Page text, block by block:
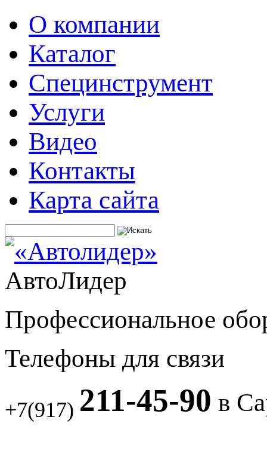
О компании
Каталог
Специнструмент
Услуги
Видео
Контакты
Карта сайта
АвтоЛидер
Профессиональное
Телефоны для связи
+7(917) 211-45-90 в